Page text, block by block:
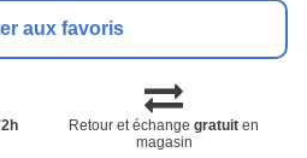
aux favoris
Retour et échangegratuit en
magasin